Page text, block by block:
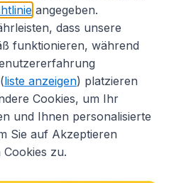
angegeben.
dass unsere
funktionieren, während
liste anzeigen) platzieren
Cookies, um Ihr
und Ihnen personalisierte
Sie auf Akzeptieren
zu.